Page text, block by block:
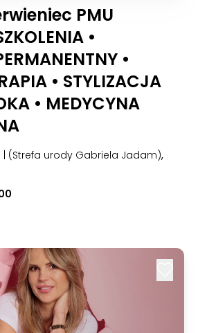
PMU
•
•
• STYLIZACJA
• MEDYCYNA
| (Strefa urody Gabriela Jadam),